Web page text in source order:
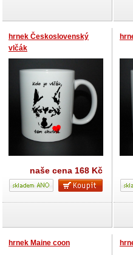
hrnek Československý
vlčák
naše cena 168 Kč
hrnek Maine coon